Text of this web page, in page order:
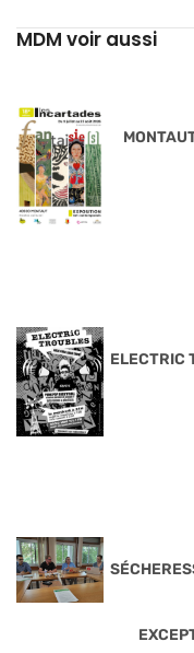
MDM voir aussi
ELECTRIC